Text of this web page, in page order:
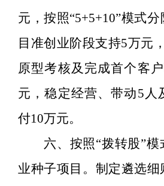
元，按照“5+5+10”模式分
目准创业阶段支持5万元
原型考核及完成首个客
元，稳定经营、带动5 人
付10万元。
六、按照“拨转股”模
业种子项目。 制定遴选细